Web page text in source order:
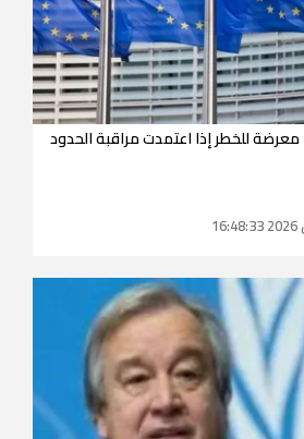
للخطر إذا اعتمدت مراقبة الحدود